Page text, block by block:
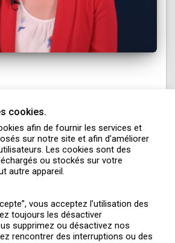
recherche Lungscreen IADiplômée en
appliquées et
été votre parcours de formation
? Après une prépa PCSI*/PSI**, j’ai
du réseau Polytech Lire la suite
PRESSE INTRANET
cookies.
afin de fournir les services et
sur notre site et afin d’améliorer
Les cookies sont des
ou stockés sur votre
autre appareil.
vous acceptez l’utilisation des
toujours les désactiver
supprimez ou désactivez nos
rencontrer des interruptions ou des